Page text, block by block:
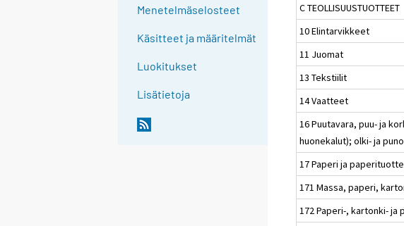
Menetelmäselosteet
Käsitteet ja määritelmät
Luokitukset
Lisätietoja
C TEOLLISUUSTUOTTEET
10 Elintarvikkeet
11 Juomat
13 Tekstiilit
14 Vaatteet
16 Puutavara, puu- ja
huonekalut); olki- ja
17 Paperi ja
171 Massa, paperi,
172 Paperi-, kartonki-